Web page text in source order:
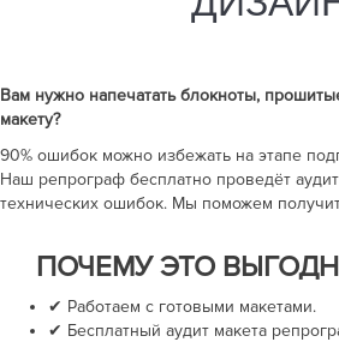
Вам нужно напечататьблокноты,
макету?
90% ошибок можно избежать на этапе
Наш репрограф бесплатно проведёт
технических ошибок. Мы поможем
ПОЧЕМУ ЭТО
✔ Работаем с готовыми макетами.
✔ Бесплатный аудит макета